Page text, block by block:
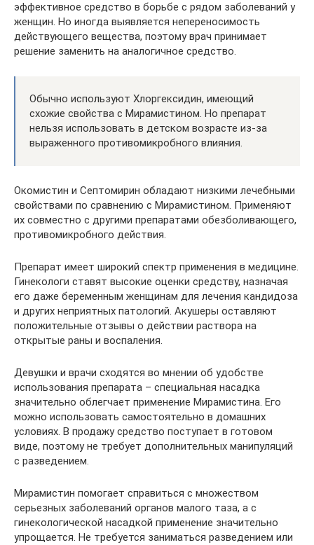
эффективное средство в борьбе с рядом заболеваний у
женщин. Но иногда выявляется непереносимость
действующего вещества, поэтому врач принимает
решение заменить на аналогичное средство.
Обычно используют Хлоргексидин, имеющий
схожие свойства с Мирамистином. Но препарат
нельзя использовать в детском возрасте из-за
выраженного противомикробного влияния.
Окомистин и Септомирин обладают низкими лечебными
свойствами по сравнению с Мирамистином. Применяют
их совместно с другими препаратами обезболивающего,
противомикробного действия.
Препарат имеет широкий спектр применения в медицине.
Гинекологи ставят высокие оценки средству, назначая
его даже беременным женщинам для лечения кандидоза
и других неприятных патологий. Акушеры оставляют
положительные отзывы о действии раствора на
открытые раны и воспаления.
Девушки и врачи сходятся во мнении об удобстве
использования препарата – специальная насадка
значительно облегчает применение Мирамистина. Его
можно использовать самостоятельно в домашних
условиях. В продажу средство поступает в готовом
виде, поэтому не требует дополнительных манипуляций
с разведением.
Мирамистин помогает справиться с множеством
серьезных заболеваний органов малого таза, а с
гинекологической насадкой применение значительно
упрощается. Не требуется заниматься разведением или